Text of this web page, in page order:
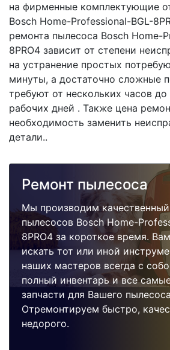
на фирменные комплектующие
Bosch Home-Professional-BGL-
ремонта пылесоса Bosch Home-
8PRO4 зависит от степени
на устранение простых
минуты, а достаточно сложные
требуют от нескольких часов до
рабочих дней . Также цена
необходимость заменить
детали..
Ремонт пылесоса
Мы производим
пылесосов Bosch Home-
8PRO4 за короткое время.
искать тот или иной
наших мастеров всегда с
полный инвентарь и все
запчасти для Вашего
Отремонтируем быстро,
недорого.